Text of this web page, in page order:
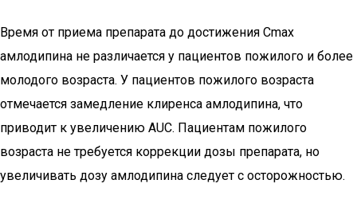
Время от приема препарата до достижения Cmax
амлодипина не различается у пациентов пожилого и более
молодого возраста. У пациентов пожилого возраста
отмечается замедление клиренса амлодипина, что
приводит к увеличению AUC. Пациентам пожилого
возраста не требуется коррекции дозы препарата, но
увеличивать дозу амлодипина следует с осторожностью.